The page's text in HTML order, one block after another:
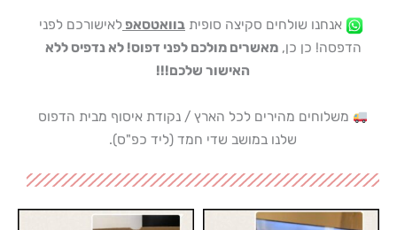
אנחנו שולחים סקיצה סופית בוואטסאפ לאישורכם לפני
הדפסה! כן כן,מאשרים מולכם לפני דפוס! לא נדפיס ללא
האישור שלכם!!!
משלוחים מהירים לכל הארץ / נקודת איסוף מבית הדפוס
שלנו במושב שדי חמד (ליד כפ"ס).